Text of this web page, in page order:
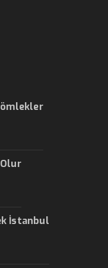
İstanbul